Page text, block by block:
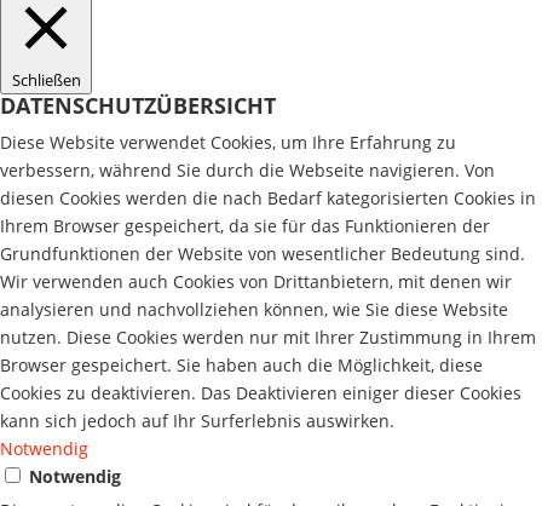
Schließen
DATENSCHUTZÜBERSICHT
Diese Website verwendet Cookies, um Ihre Erfahrung zu
verbessern, während Sie durch die Webseite navigieren. Von
diesen Cookies werden die nach Bedarf kategorisierten Cookies in
Ihrem Browser gespeichert, da sie für das Funktionieren der
Grundfunktionen der Website von wesentlicher Bedeutung sind.
Wir verwenden auch Cookies von Drittanbietern, mit denen wir
analysieren und nachvollziehen können, wie Sie diese Website
nutzen. Diese Cookies werden nur mit Ihrer Zustimmung in Ihrem
Browser gespeichert. Sie haben auch die Möglichkeit, diese
Cookies zu deaktivieren. Das Deaktivieren einiger dieser Cookies
kann sich jedoch auf Ihr Surferlebnis auswirken.
Notwendig
Notwendig